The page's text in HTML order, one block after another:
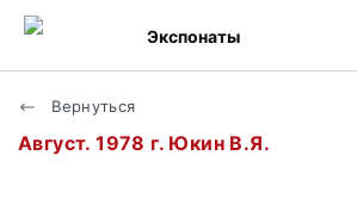
Экспонаты
Вернуться
Август. 1978 г. Юкин В.Я.